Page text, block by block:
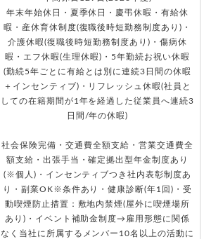
年末年始休日・夏季休日・慶弔休暇・有給休
暇・産休育休制度(復職後時短勤務制度あり)・
介護休暇(復職後時短勤務制度あり)・傷病休
暇・エフ休暇(生理休暇)・5年勤続お祝い休暇
(勤続5年ごとに有給とは別に連続3日間の休暇
＋インセンティブ)・リフレッシュ休暇(社員と
しての在籍期間が1年を経過した従業員へ連続3
日間/年の休暇)
社会保険完備・交通費全額支給・営業交通費全
額支給・出張手当・確定拠出型年金制度あり
(※個人)・インセンティブつき社内表彰制度あ
り・副業OK※条件あり・健康診断(年1回)・受
動喫煙防止措置：敷地内禁煙(屋外に喫煙場所
あり)・イベント補助金制度→雇用形態に関係
なく当社に所属するメンバー10名以上の活動に